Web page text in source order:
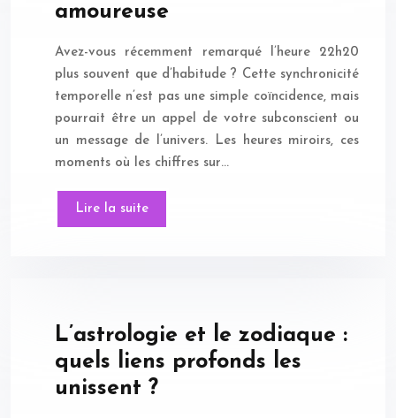
amoureuse
Avez-vous récemment remarqué l’heure 22h20
plus souvent que d’habitude ? Cette synchronicité
temporelle n’est pas une simple coïncidence, mais
pourrait être un appel de votre subconscient ou
un message de l’univers. Les heures miroirs, ces
moments où les chiffres sur…
Lire la suite
L’astrologie et le zodiaque :
quels liens profonds les
unissent ?